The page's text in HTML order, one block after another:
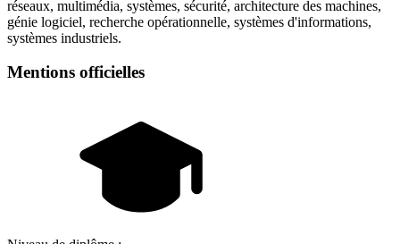
réseaux, multimédia, systèmes, sécurité, architecture des machines,
génie logiciel, recherche opérationnelle, systèmes d'informations,
systèmes industriels.
Mentions officielles